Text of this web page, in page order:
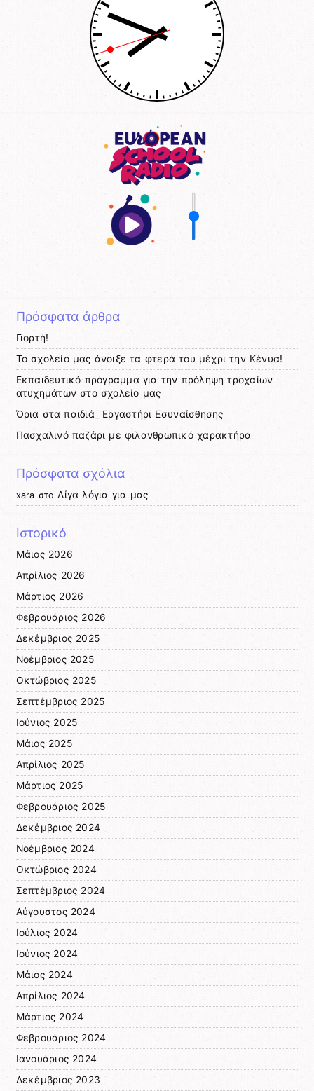
Πρόσφατα άρθρα
Γιορτή!
Το σχολείο μας άνοιξε τα φτερά του μέχρι την Κένυα!
Εκπαιδευτικό πρόγραμμα για την πρόληψη τροχαίων
ατυχημάτων στο σχολείο μας
Όρια στα παιδιά_ Εργαστήρι Εσυναίσθησης
Πασχαλινό παζάρι με φιλανθρωπικό χαρακτήρα
Πρόσφατα σχόλια
xara στοΛίγα λόγια για μας
Ιστορικό
Μάιος 2026
Απρίλιος 2026
Μάρτιος 2026
Φεβρουάριος 2026
Δεκέμβριος 2025
Νοέμβριος 2025
Οκτώβριος 2025
Σεπτέμβριος 2025
Ιούνιος 2025
Μάιος 2025
Απρίλιος 2025
Μάρτιος 2025
Φεβρουάριος 2025
Δεκέμβριος 2024
Νοέμβριος 2024
Οκτώβριος 2024
Σεπτέμβριος 2024
Αύγουστος 2024
Ιούλιος 2024
Ιούνιος 2024
Μάιος 2024
Απρίλιος 2024
Μάρτιος 2024
Φεβρουάριος 2024
Ιανουάριος 2024
Δεκέμβριος 2023